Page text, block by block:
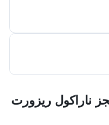
ناراكول ريزورت